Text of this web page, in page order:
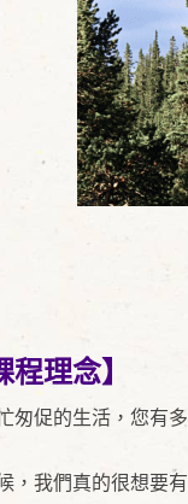
程理念】
匆促的生活，您有
，我們真的很想要